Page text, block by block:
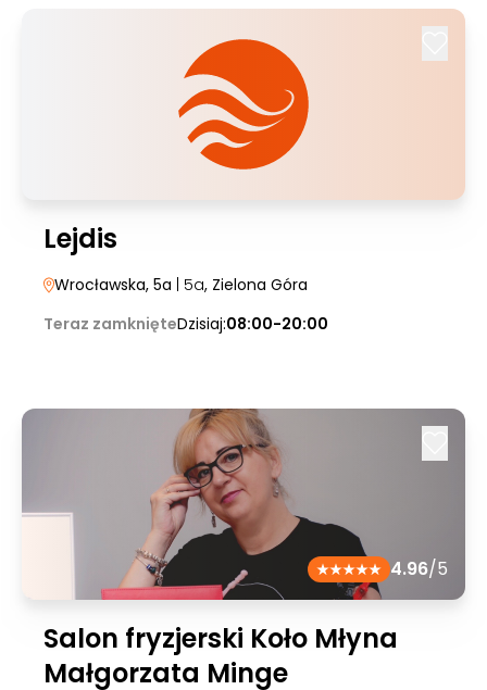
Lejdis
Wrocławska, 5a | 5a, Zielona Góra
Teraz zamknięteDzisiaj:08:00-20:00
4.96/5
Salon fryzjerski Koło Młyna
Małgorzata Minge